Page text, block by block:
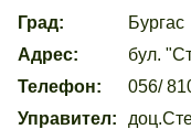
Град:
Бургас
Адрес:
бул.
Телефон:
056/
Управител: